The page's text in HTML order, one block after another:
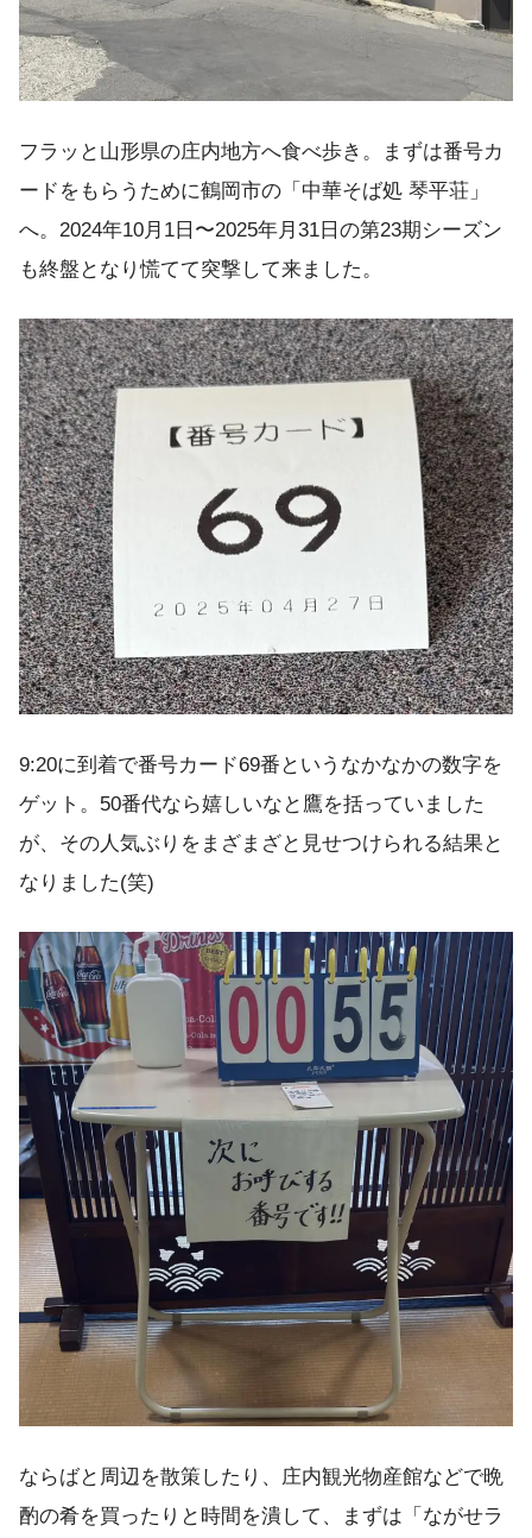
フラッと山形県の庄内地方へ食べ歩き。まずは番号カ
ードをもらうために鶴岡市の「中華そば処 琴平荘」
へ。2024年10月1日〜2025年月31日の第23期シーズン
も終盤となり慌てて突撃して来ました。
9:20に到着で番号カード69番というなかなかの数字を
ゲット。50番代なら嬉しいなと鷹を括っていました
が、その人気ぶりをまざまざと見せつけられる結果と
なりました(笑)
ならばと周辺を散策したり、庄内観光物産館などで晩
酌の肴を買ったりと時間を潰して、まずは「ながせラ